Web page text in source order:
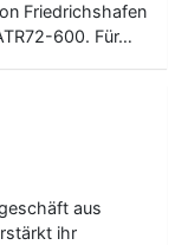
Friedrichshafen
600. Für…
aus
ihr